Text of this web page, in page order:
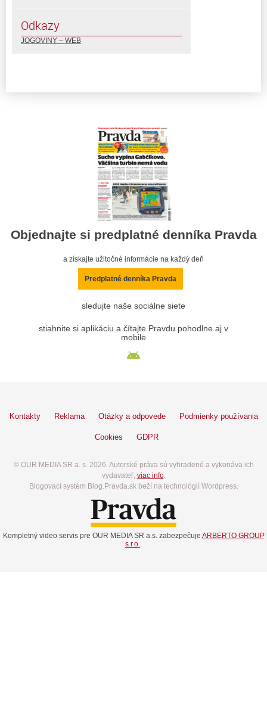
Odkazy
JOGOVINY – WEB
Objednajte si predplatné denníka Pravda
a získajte užitočné informácie na každý deň
Predplatné denníka Pravda
sledujte naše sociálne siete
stiahnite si aplikáciu a čítajte Pravdu pohodlne aj v
mobile
Kontakty Reklama Otázky a odpovede Podmienky používania
Cookies GDPR
© OUR MEDIA SR a. s. 2026. Autorské práva sú vyhradené a vykonáva ich
vydavateľ, viac info.
Blogovací systém Blog.Pravda.sk beží na technológií Wordpress.
Kompletný video servis pre OUR MEDIA SR a.s. zabezpečuje ARBERTO GROUP
s.r.o..